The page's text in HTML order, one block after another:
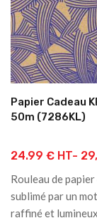
Papier Cadeau
50m (7286KL)
24.99 € HT-
Rouleau de
sublimé par un
raffiné et